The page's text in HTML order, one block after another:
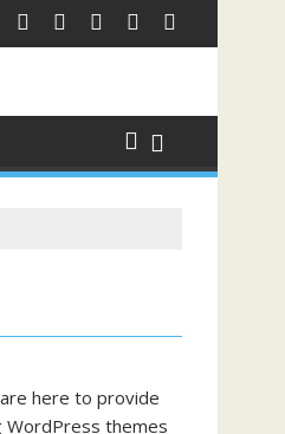
here to provide
WordPress themes